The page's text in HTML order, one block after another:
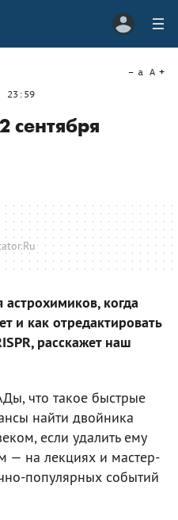
23:59
a A
сентября
когда
и как отредактировать
расскажет наш
что такое быстрые
найти двойника
если удалить ему
— на лекциях и мастер-
популярных событий